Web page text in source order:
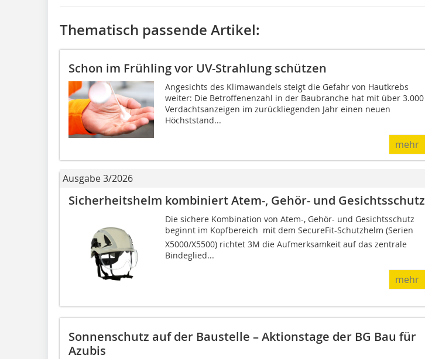
Thematisch passende Artikel:
Schon im Frühling vor UV-Strahlung schützen
Angesichts des Klimawandels steigt die Gefahr von Hautkrebs
weiter: Die Betroffenenzahl in der Baubranche hat mit über 3.000
Verdachtsanzeigen im zurückliegenden Jahr einen neuen
Höchststand...
mehr
Ausgabe 3/2026
Sicherheitshelm kombiniert Atem-, Gehör- und Gesichtsschutz
Die sichere Kombination von Atem-, Gehör- und Gesichtsschutz
beginnt im Kopfbereich  mit dem SecureFit-Schutzhelm (Serien
X5000/X5500) richtet 3M die Aufmerksamkeit auf das zentrale
Bindeglied...
mehr
Sonnenschutz auf der Baustelle – Aktionstage der BG Bau für
Azubis